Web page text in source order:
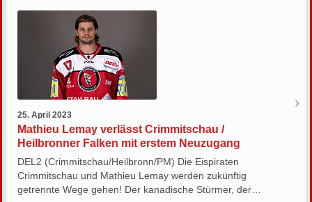
25. April 2023
Mathieu Lemay verlässt Crimmitschau /
Heilbronner Falken mit erstem Neuzugang
DEL2 (Crimmitschau/Heilbronn/PM) Die Eispiraten
Crimmitschau und Mathieu Lemay werden zukünftig
getrennte Wege gehen! Der kanadische Stürmer, der…